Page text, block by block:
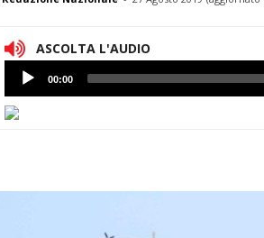
ASCOLTA L'AUDIO
Lettore
Audio
00:00